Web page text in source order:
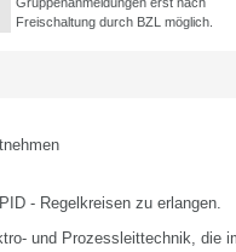
Freischaltung durch BZL möglich.
- Regelkreisen zu erlangen.
und Prozessleittechnik, die